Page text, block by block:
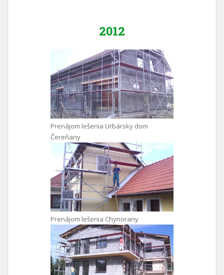
2012
Prenájom lešenia Urbársky dom
Čereňany
Prenájom lešenia Chynorany